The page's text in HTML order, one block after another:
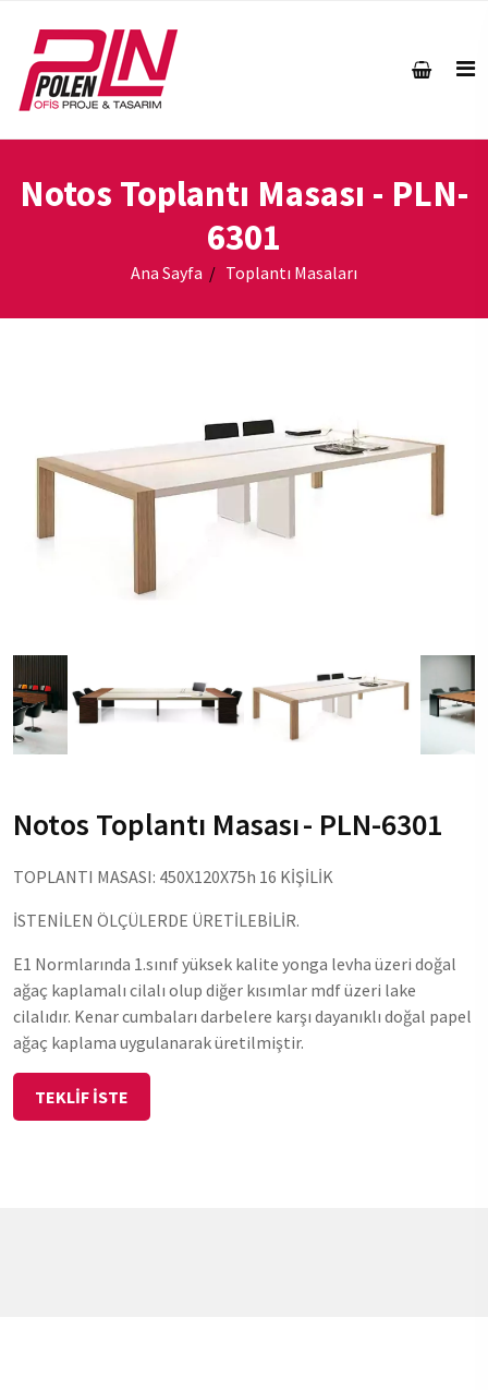
Notos Toplantı Masası - PLN-
6301
Ana Sayfa Toplantı Masaları
Notos Toplantı Masası- PLN-6301
TOPLANTI MASASI: 450X120X75h 16 KİŞİLİK
İSTENİLEN ÖLÇÜLERDE ÜRETİLEBİLİR.
E1 Normlarında 1.sınıf yüksek kalite yonga levha üzeri doğal
ağaç kaplamalı cilalı olup diğer kısımlar mdf üzeri lake
cilalıdır. Kenar cumbaları darbelere karşı dayanıklı doğal papel
ağaç kaplama uygulanarak üretilmiştir.
TEKLİF İSTE